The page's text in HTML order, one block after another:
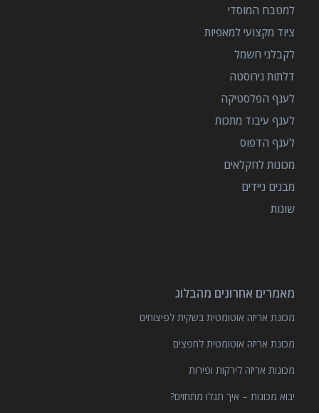
למטבח המוסדי
ציוד מקצועי למאפיות
לקבלני חשמל
דלתות נירוסטה
לענף הפלסטיקה
לענף עיבוד מתכות
לענף הדפוס
מכונות לחקלאים
מבנים ניידים
שונות
מאמרים אחרונים מהבלוג
מכונת אריזה אוטומטית בשקית לפיצוחים
מכונת אריזה אוטומטית לחפצים
מכונות אריזה לירקות ופירות
יבוא מכונות – איך תגלו מתחזים?